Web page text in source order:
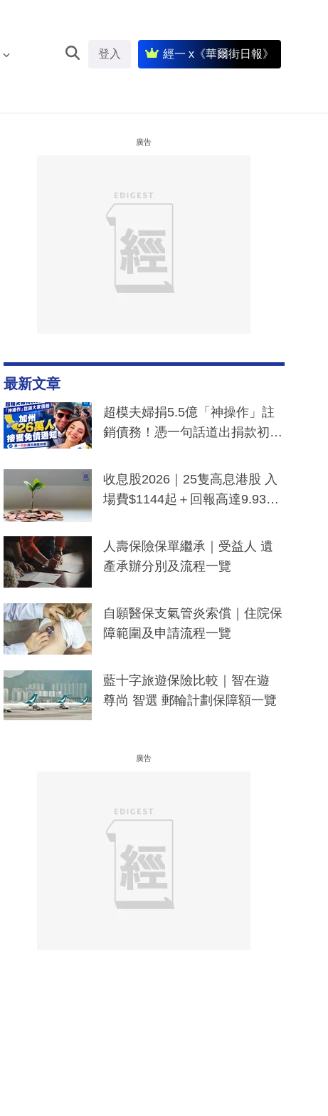
登入 經一 x《華爾街日報》
廣告
最新文章
超模夫婦捐5.5億「神操作」註
銷債務！憑一句話道出捐款初
一度被誤當詐騙手段
收息股2026｜25隻高息港股 入
場費$1144起＋回報高達9.93
人壽保險保單繼承｜受益人 遺
產承辦分別及流程一覽
自願醫保支氣管炎索償｜住院保
障範圍及申請流程一覽
藍十字旅遊保險比較｜智在遊
尊尚 智選 郵輪計劃保障額一覽
廣告